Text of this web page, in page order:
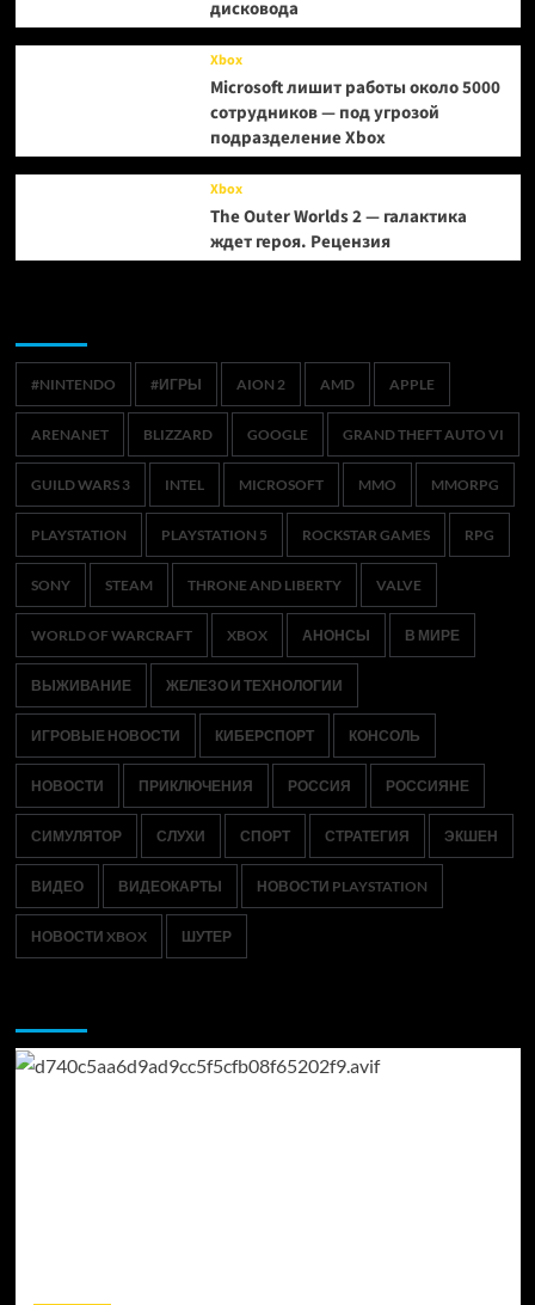
дисковода
Xbox
Microsoft лишит работы около 5000
сотрудников — под угрозой
подразделение Xbox
Xbox
The Outer Worlds 2 — галактика
ждет героя. Рецензия
#NINTENDO #ИГРЫ AION 2 AMD APPLE
ARENANET BLIZZARD GOOGLE GRAND THEFT AUTO VI
GUILD WARS 3 INTEL MICROSOFT MMO MMORPG
PLAYSTATION PLAYSTATION 5 ROCKSTAR GAMES RPG
SONY STEAM THRONE AND LIBERTY VALVE
WORLD OF WARCRAFT XBOX АНОНСЫ В МИРЕ
ВЫЖИВАНИЕ ЖЕЛЕЗО И ТЕХНОЛОГИИ
ИГРОВЫЕ НОВОСТИ КИБЕРСПОРТ КОНСОЛЬ
НОВОСТИ ПРИКЛЮЧЕНИЯ РОССИЯ РОССИЯНЕ
СИМУЛЯТОР СЛУХИ СПОРТ СТРАТЕГИЯ ЭКШЕН
ВИДЕО ВИДЕОКАРТЫ НОВОСТИ PLAYSTATION
НОВОСТИ XBOX ШУТЕР